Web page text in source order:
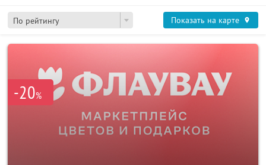
По рейтингу Показать на карте
-20%